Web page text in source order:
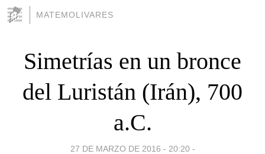
MATEMOLIVARES
Simetrías en un bronce
del Luristán (Irán), 700
a.C.
27 DE MARZO DE 2016 - 20:20 -